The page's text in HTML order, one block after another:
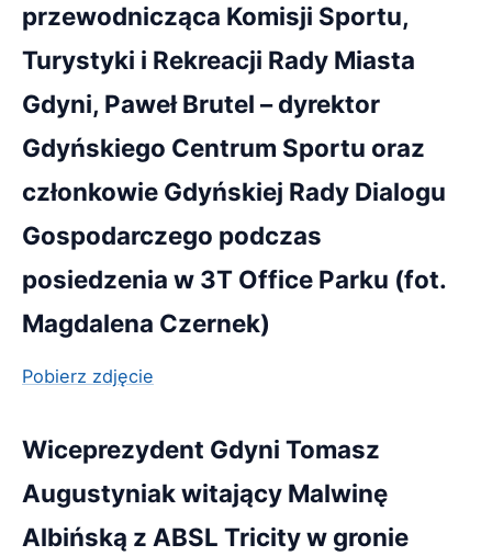
przewodnicząca Komisji Sportu,
Turystyki i Rekreacji Rady Miasta
Gdyni, Paweł Brutel – dyrektor
Gdyńskiego Centrum Sportu oraz
członkowie Gdyńskiej Rady Dialogu
Gospodarczego podczas
posiedzenia w 3T Office Parku (fot.
Magdalena Czernek)
Pobierz zdjęcie
Wiceprezydent Gdyni Tomasz
Augustyniak witający Malwinę
Albińską z ABSL Tricity w gronie